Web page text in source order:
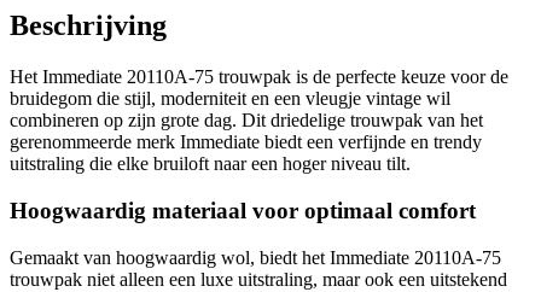
Beschrijving
Het Immediate 20110A-75 trouwpak is de perfecte keuze voor de
bruidegom die stijl, moderniteit en een vleugje vintage wil
combineren op zijn grote dag. Dit driedelige trouwpak van het
gerenommeerde merk Immediate biedt een verfijnde en trendy
uitstraling die elke bruiloft naar een hoger niveau tilt.
Hoogwaardig materiaal voor optimaal comfort
Gemaakt van hoogwaardig wol, biedt het Immediate 20110A-75
trouwpak niet alleen een luxe uitstraling, maar ook een uitstekend